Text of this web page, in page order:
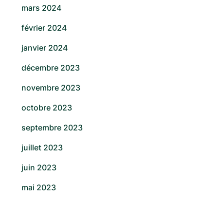
mars 2024
février 2024
janvier 2024
décembre 2023
novembre 2023
octobre 2023
septembre 2023
juillet 2023
juin 2023
mai 2023